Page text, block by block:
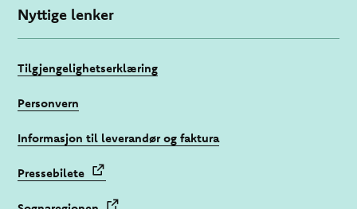
Nyttige lenker
Tilgjengelighetserklæring
Personvern
Informasjon til leverandør og faktura
Pressebilete